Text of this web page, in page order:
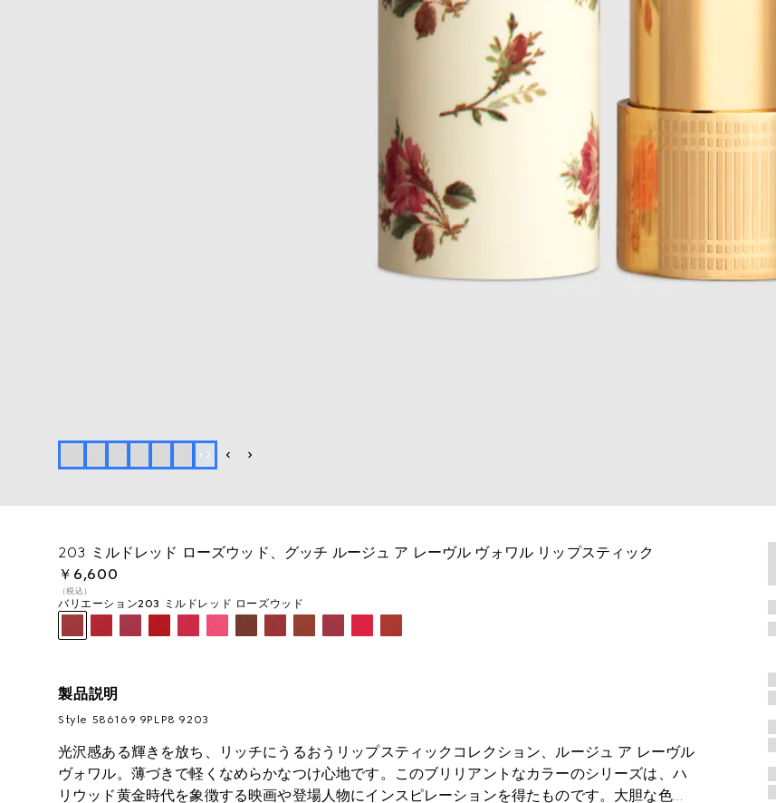
+ 2
203 ミルドレッド ローズウッド、グッチ ルージュ ア レーヴル ヴォワル リップスティック
￥6,600
（税込）
バリエーション203 ミルドレッド ローズウッド
製品説明
Style ‎586169 9PLP8 9203
光沢感ある輝きを放ち、リッチにうるおうリップスティックコレクション、ルージュ ア レーヴル
ヴォワル。薄づきで軽くなめらかなつけ心地です。このブリリアントなカラーのシリーズは、ハ
リウッド黄金時代を象徴する映画や登場人物にインスピレーションを得たものです。大胆な色使